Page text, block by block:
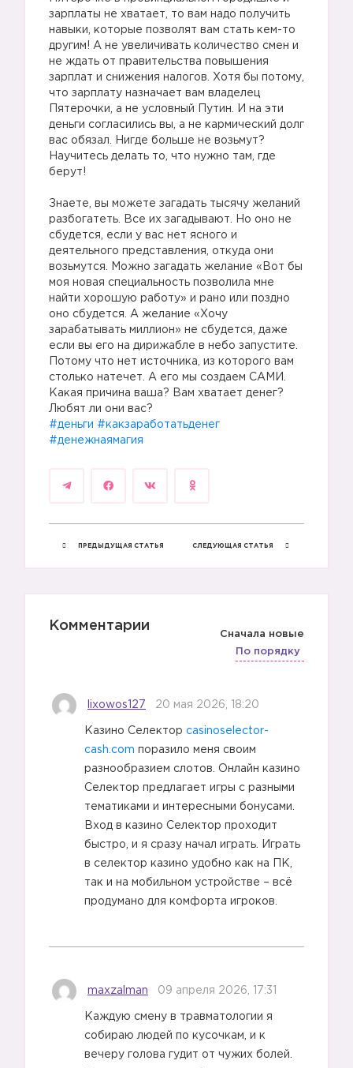
зарплаты не хватает, то вам надо получить
навыки, которые позволят вам стать кем-то
другим! А не увеличивать количество смен и
не ждать от правительства повышения
зарплат и снижения налогов. Хотя бы потому,
что зарплату назначает вам владелец
Пятерочки, а не условный Путин. И на эти
деньги согласились вы, а не кармический долг
вас обязал. Нигде больше не возьмут?
Научитесь делать то, что нужно там, где
берут!
Знаете, вы можете загадать тысячу желаний
разбогатеть. Все их загадывают. Но оно не
сбудется, если у вас нет ясного и
деятельного представления, откуда они
возьмутся. Можно загадать желание «Вот бы
моя новая специальность позволила мне
найти хорошую работу» и рано или поздно
оно сбудется. А желание «Хочу
зарабатывать миллион» не сбудется, даже
если вы его на дирижабле в небо запустите.
Потому что нет источника, из которого вам
столько натечет. А его мы создаем САМИ.
Какая причина ваша? Вам хватает денег?
Любят ли они вас?
#деньги #какзаработатьденег
#денежнаямагия
ПРЕДЫДУЩАЯ СТАТЬЯ СЛЕДУЮЩАЯ СТАТЬЯ
Комментарии
Сначала новые
По порядку
lixowos127 20 мая 2026, 18:20
Казино Селектор casinoselector-
cash.com поразило меня своим
разнообразием слотов. Онлайн казино
Селектор предлагает игры с разными
тематиками и интересными бонусами.
Вход в казино Селектор проходит
быстро, и я сразу начал играть. Играть
в селектор казино удобно как на ПК,
так и на мобильном устройстве – всё
продумано для комфорта игроков.
maxzalman 09 апреля 2026, 17:31
Каждую смену в травматологии я
собираю людей по кусочкам, и к
вечеру голова гудит от чужих болей.